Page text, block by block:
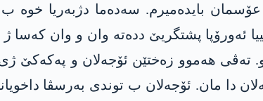
د ئادارا 2004ێ دا گۆتبوو ئەز ل دژی عۆسمان بایدەمیرم. سەدەما
ئەورۆپا پشتگریێ ددەتە وان و وان کەسا
ھەموو زەختێن ئۆجەلان و پەکەکێ
دا مان. ئۆجەلان ب توندی بەرسڤا